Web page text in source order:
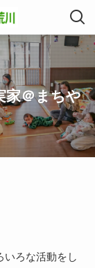
＠まちや
いろな活動をし